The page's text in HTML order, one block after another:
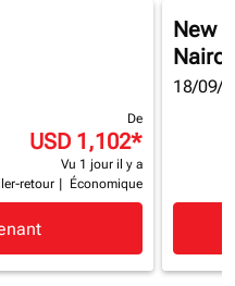
De
USD 1,102*
Vu 1 jour il y a
retour
Économique
New
18/09/